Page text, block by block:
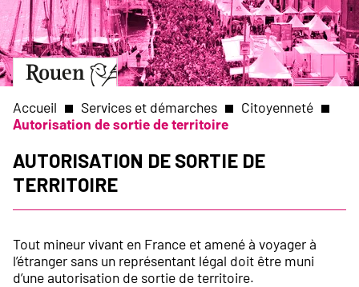
Aller
au
contenu
principal
Aller
à
page
d’accueil
Slide
of
1
Fil
d'Ariane
Accueil Services et démarches
Citoyenneté
Autorisation de sortie de territoire
Autorisation de sortie de
territoire
Tout mineur vivant en France et amené à voyager à
l’étranger sans un représentant légal doit être muni
d’une autorisation de sortie de territoire.